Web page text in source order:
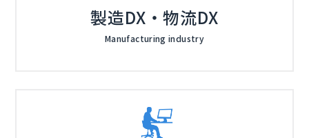
製造DX・物流DX
Manufacturing industry